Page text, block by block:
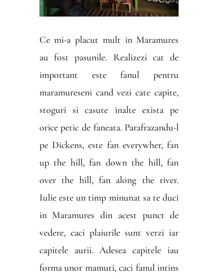
Ce mi-a placut mult in Maramures
au fost pasunile. Realizezi cat de
important este fanul pentru
maramureseni cand vezi cate capite,
stoguri si casute inalte exista pe
orice petic de faneata. Parafrazandu-l
pe Dickens, este fan everywher, fan
up the hill, fan down the hill, fan
over the hill, fan along the river.
Iulie este un timp minunat sa te duci
in Maramures din acest punct de
vedere, caci plaiurile sunt verzi iar
capitele aurii. Adesea capitele iau
forma unor mamuti, caci fanul intins